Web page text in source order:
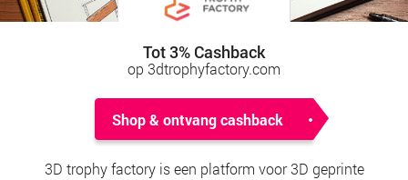
Tot 3% Cashback
op 3dtrophyfactory.com
Shop & ontvang cashback
3D trophy factory is een platform voor 3D geprinte